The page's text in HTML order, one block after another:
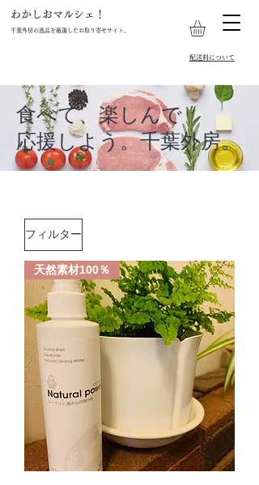
わかしおマルシェ！
​配送料について
千葉外房の逸品を厳選したお取り寄せサイト。
食べて、楽しんで
応援しよう。千葉外房。
フィルター
天然素材100％